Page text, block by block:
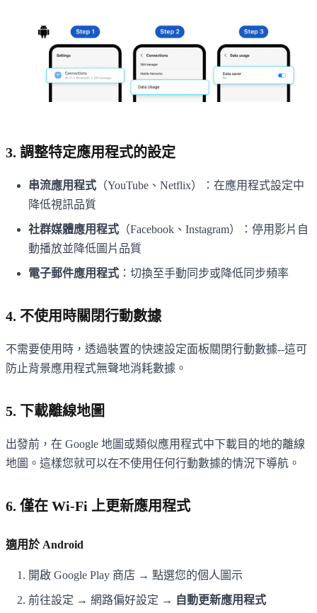
3. 調整特定應用程式的設定
串流應用程式 （YouTube、Netflix）：在應用程式設定中
降低視訊品質
社群媒體應用程式 （Facebook、Instagram）：停用影片自
動播放並降低圖片品質
電子郵件應用程式 ：切換至手動同步或降低同步頻率
4. 不使用時關閉行動數據
不需要使用時，透過裝置的快速設定面板關閉行動數據--這可
防止背景應用程式無聲地消耗數據。
5. 下載離線地圖
出發前，在 Google 地圖或類似應用程式中下載目的地的離線
地圖。這樣您就可以在不使用任何行動數據的情況下導航。
6. 僅在 Wi-Fi 上更新應用程式
適用於 Android
開啟 Google Play 商店 → 點選您的個人圖示
前往設定 → 網路偏好設定 → 自動更新應用程式